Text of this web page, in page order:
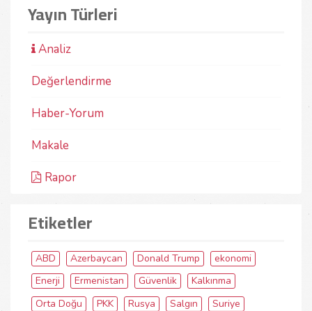
Yayın Türleri
Analiz
Değerlendirme
Haber-Yorum
Makale
Rapor
Etiketler
ABD Azerbaycan Donald Trump
ekonomi
Enerji
Ermenistan Güvenlik
Kalkınma
Orta Doğu
PKK Rusya Salgın
Suriye